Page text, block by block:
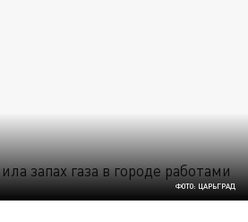
ФОТО: ЦАРЬГРАД